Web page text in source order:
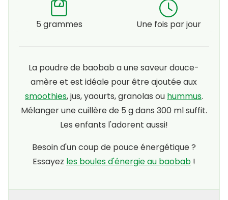
5 grammes Une fois par jour
La poudre de baobab a une saveur douce-
amère et est idéale pour être ajoutée aux
smoothies, jus, yaourts, granolas ou hummus.
Mélanger une cuillère de 5 g dans 300 ml suffit.
Les enfants l'adorent aussi!
Besoin d'un coup de pouce énergétique ?
Essayez les boules d'énergie au baobab!